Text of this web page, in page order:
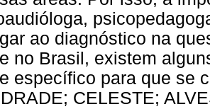
ao diagnóstico na
no Brasil, existem
específico para que se
CELESTE;